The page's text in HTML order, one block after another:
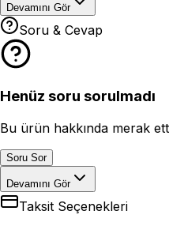
Devamını Gör
Soru & Cevap
Henüz soru sorulmadı
Bu ürün hakkında merak
Soru Sor
Devamını Gör
Taksit Seçenekleri